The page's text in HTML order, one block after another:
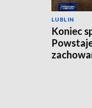
LUBLIN
Koniec